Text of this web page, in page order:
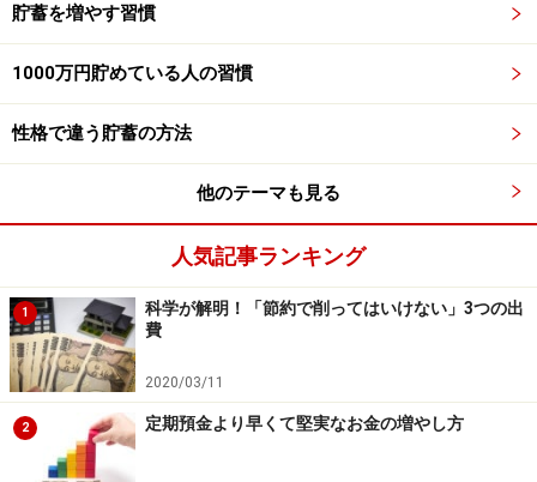
貯蓄を増やす習慣
1000万円貯めている人の習慣
性格で違う貯蓄の方法
他のテーマも見る
人気記事ランキング
1
科学が解明！「節約で削ってはいけない」3つの出
費
2020/03/11
2 定期預金より早くて堅実なお金の増やし方